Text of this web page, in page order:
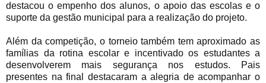
destacou o empenho dos alunos, o apoio das escolas e o
suporte da gestão municipal para a realização do projeto.
Além da competição, o torneio também tem aproximado as
famílias da rotina escolar e incentivado os estudantes a
desenvolverem mais segurança nos estudos. Pais
presentes na final destacaram a alegria de acompanhar o